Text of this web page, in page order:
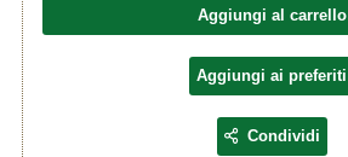
Aggiungi al carrello
Aggiungi ai preferiti
Condividi